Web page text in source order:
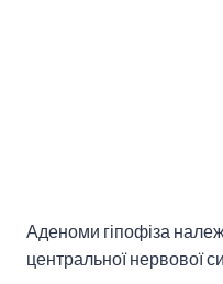
Аденоми гіпофіза
центральної нервової